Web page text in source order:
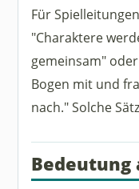
Für
"Charaktere
gemeinsam"
Bogen mit und
nach." Solche
Bedeutung